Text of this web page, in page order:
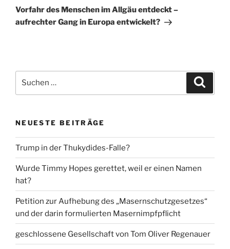
Beitrag
Vorfahr des Menschen im Allgäu entdeckt –
aufrechter Gang in Europa entwickelt?
nach:
NEUESTE BEITRÄGE
Trump in der Thukydides-Falle?
Wurde Timmy Hopes gerettet, weil er einen Namen
hat?
Petition zur Aufhebung des „Masernschutzgesetzes“
und der darin formulierten Masernimpfpflicht
geschlossene Gesellschaft von Tom Oliver Regenauer